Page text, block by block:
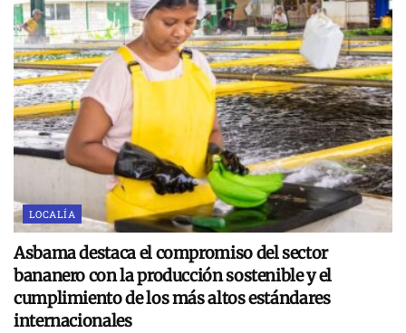
LOCALÍA
Asbama destaca el compromiso del sector
bananero con la producción sostenible y el
cumplimiento de los más altos estándares
internacionales